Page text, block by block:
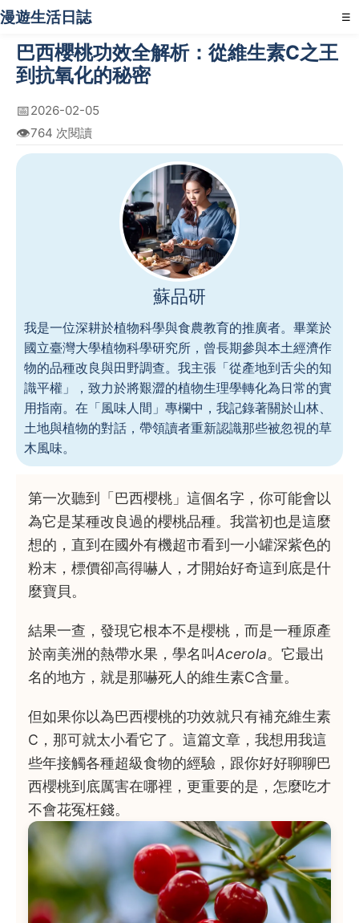
漫遊生活日誌 ☰
巴西櫻桃功效全解析：從維生素C之王
到抗氧化的秘密
📅2026-02-05
👁️764 次閱讀
蘇品研
我是一位深耕於植物科學與食農教育的推廣者。畢業於
國立臺灣大學植物科學研究所，曾長期參與本土經濟作
物的品種改良與田野調查。我主張「從產地到舌尖的知
識平權」，致力於將艱澀的植物生理學轉化為日常的實
用指南。在「風味人間」專欄中，我記錄著關於山林、
土地與植物的對話，帶領讀者重新認識那些被忽視的草
木風味。
第一次聽到「巴西櫻桃」這個名字，你可能會以
為它是某種改良過的櫻桃品種。我當初也是這麼
想的，直到在國外有機超市看到一小罐深紫色的
粉末，標價卻高得嚇人，才開始好奇這到底是什
麼寶貝。
結果一查，發現它根本不是櫻桃，而是一種原產
於南美洲的熱帶水果，學名叫Acerola。它最出
名的地方，就是那嚇死人的維生素C含量。
但如果你以為巴西櫻桃的功效就只有補充維生素
C，那可就太小看它了。這篇文章，我想用我這
些年接觸各種超級食物的經驗，跟你好好聊聊巴
西櫻桃到底厲害在哪裡，更重要的是，怎麼吃才
不會花冤枉錢。